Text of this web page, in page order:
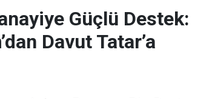
Güçlü Destek:
Davut Tatar’a